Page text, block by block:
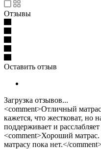
Отзывы
Оставить отзыв
Загрузка отзывов...
<comment>Отличный
кажется, что жестковат, но
поддерживает и
<comment>Хороший
матрасу пока нет.</